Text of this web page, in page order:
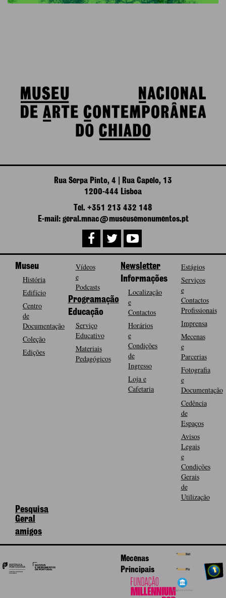
Rua Serpa Pinto, 4 | Rua Capelo, 13
1200-444 Lisboa
Tel. +351 213 432 148
E-mail: geral.mnac@museusemonumentos.pt
Museu
História
Edifício
Centro
de
Documentação
Coleção
Edições
Vídeos
e
Podcasts
Programação
Educação
Serviço
Educativo
Materiais
Pedagógicos
Newsletter
Informações
Localização
e
Contactos
Horários
e
Condições
de
Ingresso
Loja e
Cafetaria
Estágios
Serviços
e
Contactos
Profissionais
Imprensa
Mecenas
e
Parcerias
Fotografia
e
Documentação
Cedência
de
Espaços
Avisos
Legais
e
Condições
Gerais
de
Utilização
Pesquisa
Geral
amigos
Mecenas
Principais